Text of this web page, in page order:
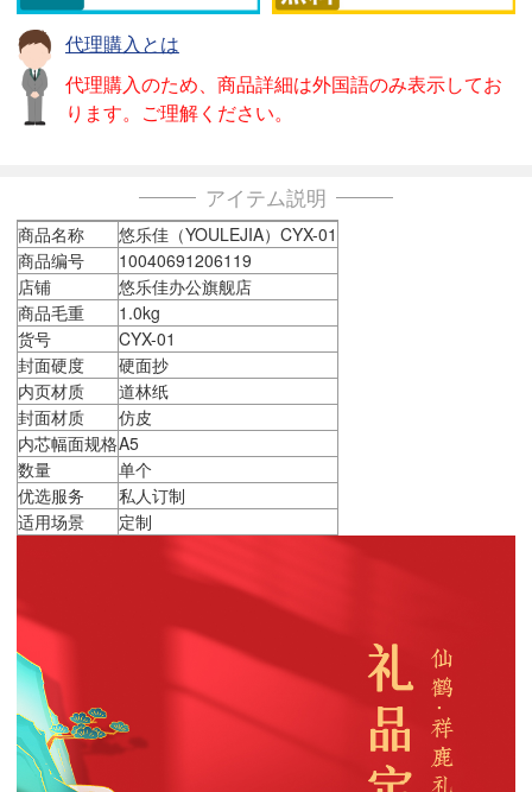
代理購入とは
代理購入のため、商品詳細は外国語のみ表示してお
ります。ご理解ください。
アイテム説明
商品名称
悠乐佳（YOULEJIA）CYX-01
商品编号
10040691206119
店铺
悠乐佳办公旗舰店
商品毛重
1.0kg
货号
CYX-01
封面硬度
硬面抄
内页材质
道林纸
封面材质
仿皮
内芯幅面规格A5
数量
单个
优选服务
私人订制
适用场景
定制